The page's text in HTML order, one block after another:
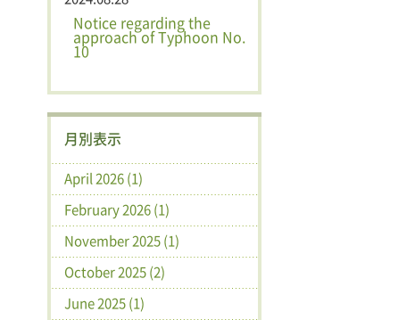
Notice regarding the
approach of Typhoon No.
10
月別表示
April 2026 (1)
February 2026 (1)
November 2025 (1)
October 2025 (2)
June 2025 (1)